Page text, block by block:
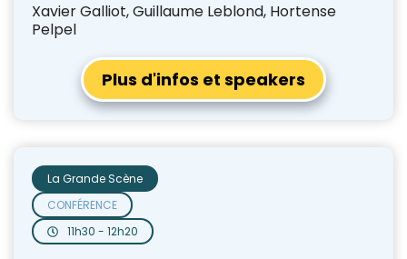
Xavier Galliot, Guillaume Leblond, Hortense
Pelpel
Plus d'infos et speakers
11h30 - 12h20
CONFÉRENCE
La Grande Scène